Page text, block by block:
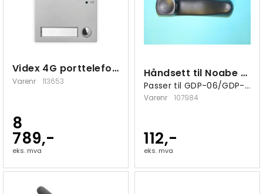
Videx 4G porttelefon modul 1 knapp
Varenr 113653
8
789,-
eks. mva
Håndsett til Noabe Essence
Passer til GDP-06/GDP-06i/GDP-09/GDP-10
Varenr 107984
112,-
eks. mva